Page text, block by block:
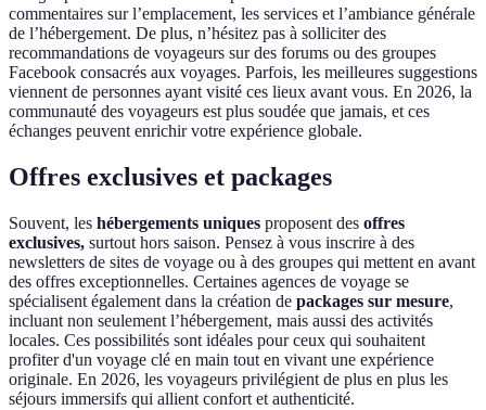
commentaires sur l’emplacement, les services et l’ambiance générale
de l’hébergement. De plus, n’hésitez pas à solliciter des
recommandations de voyageurs sur des forums ou des groupes
Facebook consacrés aux voyages. Parfois, les meilleures suggestions
viennent de personnes ayant visité ces lieux avant vous. En 2026, la
communauté des voyageurs est plus soudée que jamais, et ces
échanges peuvent enrichir votre expérience globale.
Offres exclusives et packages
Souvent, les hébergements uniques proposent des offres
exclusives, surtout hors saison. Pensez à vous inscrire à des
newsletters de sites de voyage ou à des groupes qui mettent en avant
des offres exceptionnelles. Certaines agences de voyage se
spécialisent également dans la création de packages sur mesure,
incluant non seulement l’hébergement, mais aussi des activités
locales. Ces possibilités sont idéales pour ceux qui souhaitent
profiter d'un voyage clé en main tout en vivant une expérience
originale. En 2026, les voyageurs privilégient de plus en plus les
séjours immersifs qui allient confort et authenticité.